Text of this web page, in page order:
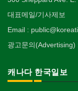
대표메일/기사제보
Email :
광고문의(Advertising)
캐나다 한국일보